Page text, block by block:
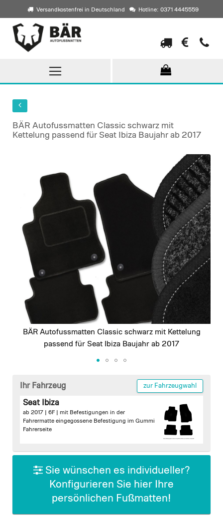
Versandkostenfrei in Deutschland Hotline: 0371 4445559
Direkt
zum
Inhalt
BÄR Autofussmatten Classic schwarz mit
Kettelung passend für Seat Ibiza Baujahr ab 2017
images
gallery
BÄR Autofussmatten Classic schwarz mit Kettelung
passend für Seat Ibiza Baujahr ab 2017
beginning
gallery
Ihr Fahrzeug zur Fahrzeugwahl
Seat Ibiza
ab 2017 | 6F | mit Befestigungen in der
Fahrermatte eingegossene Befestigung im Gummi
Fahrerseite
Sie wünschen es individueller?
Konfigurieren Sie hier Ihre
persönlichen Fußmatten!